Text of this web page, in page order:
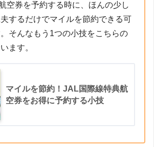
空券を予約する時に、ほんの少し
するだけでマイルを節約できる可
そんなもう1つの小技をこちらの
ます。
マイルを節約！JAL国際線特典航
空券をお得に予約する小技